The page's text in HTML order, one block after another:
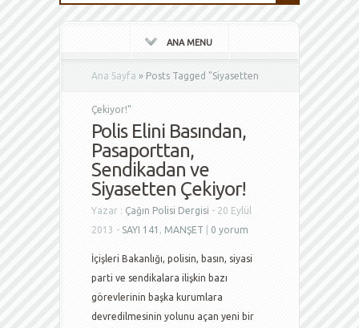
ANA MENU
Ana Sayfa » Posts Tagged "Siyasetten
Çekiyor!"
Polis Elini Basından,
Pasaporttan,
Sendikadan ve
Siyasetten Çekiyor!
Yazar : Çağın Polisi Dergisi - 20 Eylül
2013 - SAYI 141 , MANŞET 0 yorum
İçişleri Bakanlığı, polisin, basın, siyasi
parti ve sendikalara ilişkin bazı
görevlerinin başka kurumlara
devredilmesinin yolunu açan yeni bir